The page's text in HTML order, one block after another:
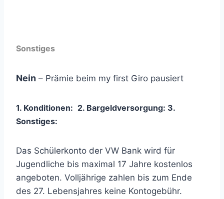
Sonstiges
Nein – Prämie beim my first Giro pausiert
1. Konditionen: 2. Bargeldversorgung: 3.
Sonstiges:
Das Schülerkonto der VW Bank wird für
Jugendliche bis maximal 17 Jahre kostenlos
angeboten. Volljährige zahlen bis zum Ende
des 27. Lebensjahres keine Kontogebühr.